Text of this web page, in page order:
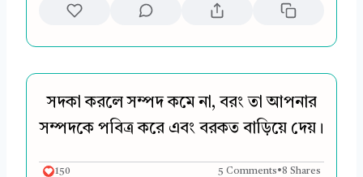
সদকা করলে সম্পদ কমে না, বরং তা আপনার
সম্পদকে পবিত্র করে এবং বরকত বাড়িয়ে দেয়।
150 5 Comments•8 Shares